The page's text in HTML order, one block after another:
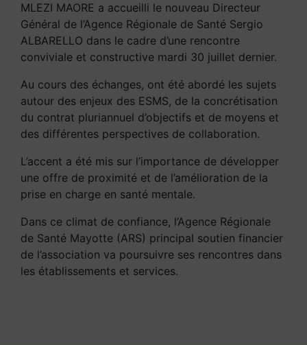
MLEZI MAORE a accueilli le nouveau Directeur
Général de l’Agence Régionale de Santé Sergio
ALBARELLO dans le cadre d’une rencontre
conviviale et constructive mardi 30 juillet dernier.
Au cours des échanges, ont été abordé les sujets
autour des enjeux des ESMS, de la concrétisation
du contrat pluriannuel d’objectifs et de moyens et
des différentes perspectives de collaboration.
L’accent a été mis sur l’importance de développer
une offre de proximité et de l’amélioration de la
prise en charge en santé mentale.
Dans ce climat de confiance, l’Agence Régionale
de Santé Mayotte (ARS) principal soutien financier
de l’association va poursuivre ses rencontres dans
les établissements et services.